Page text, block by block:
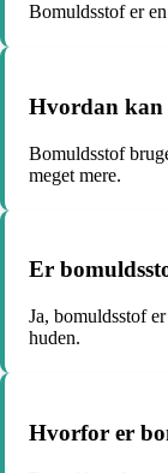
Bomuldsstof er
Hvordan kan
Bomuldsstof
meget mere.
Er
Ja, bomuldsstof
huden.
Hvorfor er